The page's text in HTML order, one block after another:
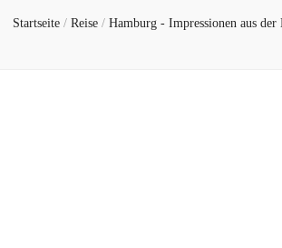
Startseite / Reise / Hamburg - Impressionen aus der